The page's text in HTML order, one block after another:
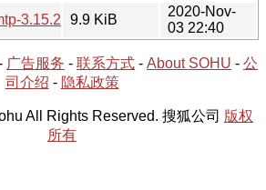
3.15.2-1.tar.xz
9.9 KiB
2020-Nov-
03 22:40
广告服务 - 联系方式 - About SOHU - 公
司介绍 - 隐私政策
All Rights Reserved. 搜狐公司 版权
所有